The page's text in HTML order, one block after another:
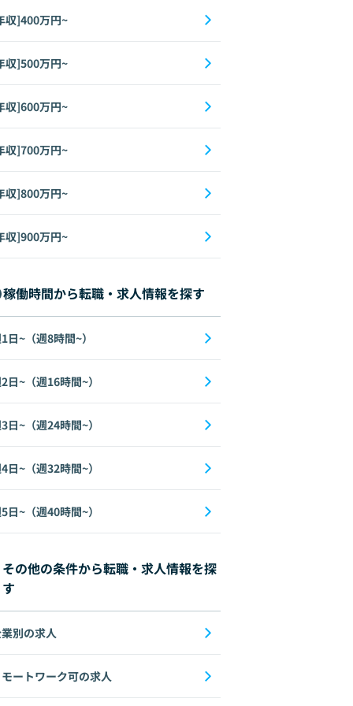
収]400万円~
収]500万円~
収]600万円~
収]700万円~
収]800万円~
収]900万円~
稼働時間から転職・求人情報を探す
日~（週8時間~）
日~（週16時間~）
日~（週24時間~）
日~（週32時間~）
日~（週40時間~）
その他の条件から転職・求人情報を探
す
別の求人
モートワーク可の求人